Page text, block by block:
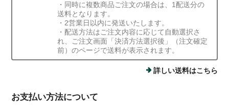
・同時に複数商品ご注文の場合は、1配送分の
送料となります。
・2営業日以内に発送いたします。
・配送方法はご注文内容に応じて自動選択さ
れ、ご注文画面「決済方法選択後」（注文確定
前）のページで送料が表示されます。
詳しい送料はこちら
お支払い方法について